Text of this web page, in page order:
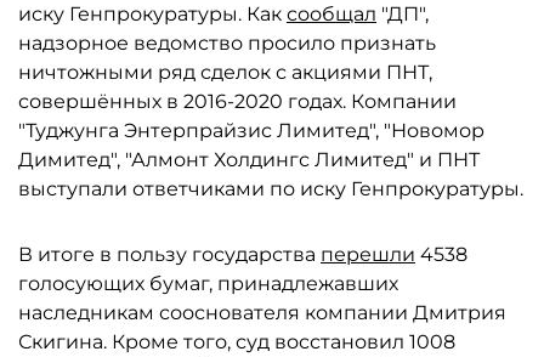
иску Генпрокуратуры. Как сообщал "ДП",
надзорное ведомство просило признать
ничтожными ряд сделок с акциями ПНТ,
совершённых в 2016-2020 годах. Компании
"Туджунга Энтерпрайзис Лимитед", "Новомор
Димитед", "Алмонт Холдингс Лимитед" и ПНТ
выступали ответчиками по иску Генпрокуратуры.
В итоге в пользу государства перешли 4538
голосующих бумаг, принадлежавших
наследникам сооснователя компании Дмитрия
Скигина. Кроме того, суд восстановил 1008